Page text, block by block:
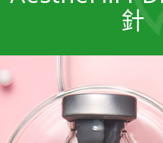
針